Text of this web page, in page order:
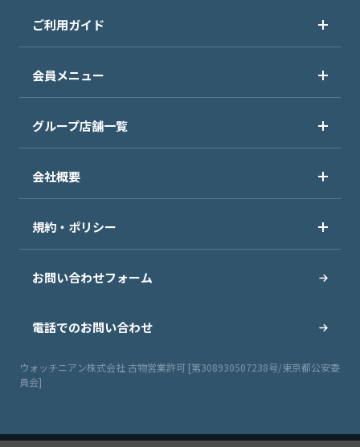
ご利用ガイド
会員メニュー
グループ店舗一覧
会社概要
規約・ポリシー
お問い合わせフォーム
電話でのお問い合わせ
ウォッチニアン株式会社 古物営業許可 [第308930507238号/東京都公安委
員会]